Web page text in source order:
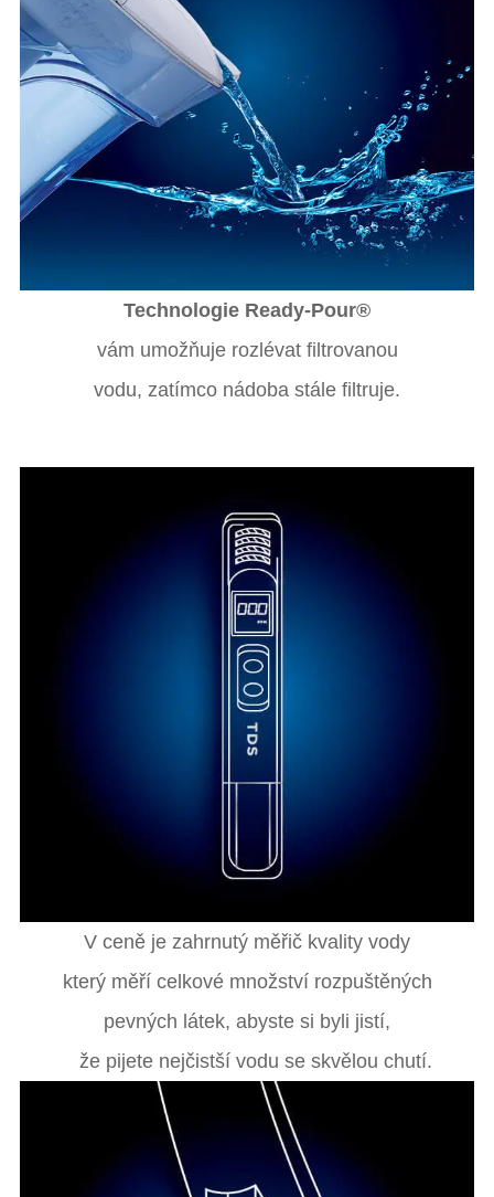
Technologie Ready-Pour®
vám umožňuje rozlévat filtrovanou
vodu, zatímco nádoba stále filtruje.
V ceně je zahrnutý měřič kvality vody
který měří celkové množství rozpuštěných
pevných látek, abyste si byli jistí,
že pijete nejčistší vodu se skvělou chutí.